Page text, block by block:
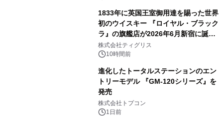
1833年に英国王室御用達を賜った世界
初のウイスキー 『ロイヤル・ブラック
ラ』の旗艦店が2026年6月新宿に誕
生 バカルディ ジャパンと連携した
没入型バー「BAR Arca」
株式会社ティグリス
10時間前
進化したトータルステーションのエン
トリーモデル 『GM-120シリーズ』を
発売
株式会社トプコン
1日前